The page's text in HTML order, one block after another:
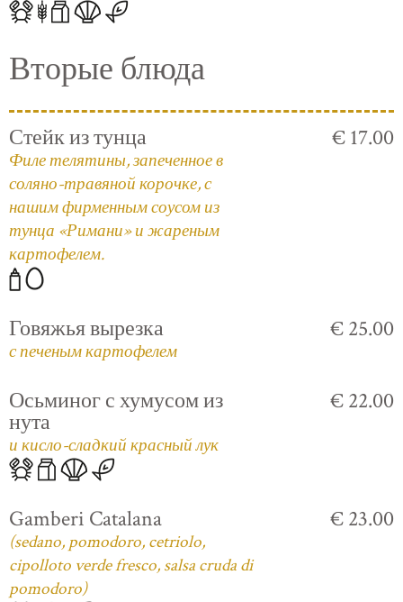
Вторые блюда
Стейк из тунца
Филе телятины, запеченное в
соляно-травяной корочке, с
нашим фирменным соусом из
тунца «Римани» и жареным
картофелем.
€ 17.00
Говяжья вырезка
с печеным картофелем
€ 25.00
Осьминог с хумусом из
нута
и кисло-сладкий красный лук
€ 22.00
Gamberi Catalana
(sedano, pomodoro, cetriolo,
cipolloto verde fresco, salsa cruda di
pomodoro)
€ 23.00